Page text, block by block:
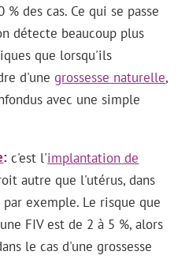
des cas. Ce qui se passe
détecte beaucoup plus
que lorsqu'ils
d'unegrossesse naturelle,
avec une simple
c'est l'implantation de
autre que l'utérus, dans
exemple. Le risque que
FIV est de 2 à 5 %, alors
le cas d'une grossesse